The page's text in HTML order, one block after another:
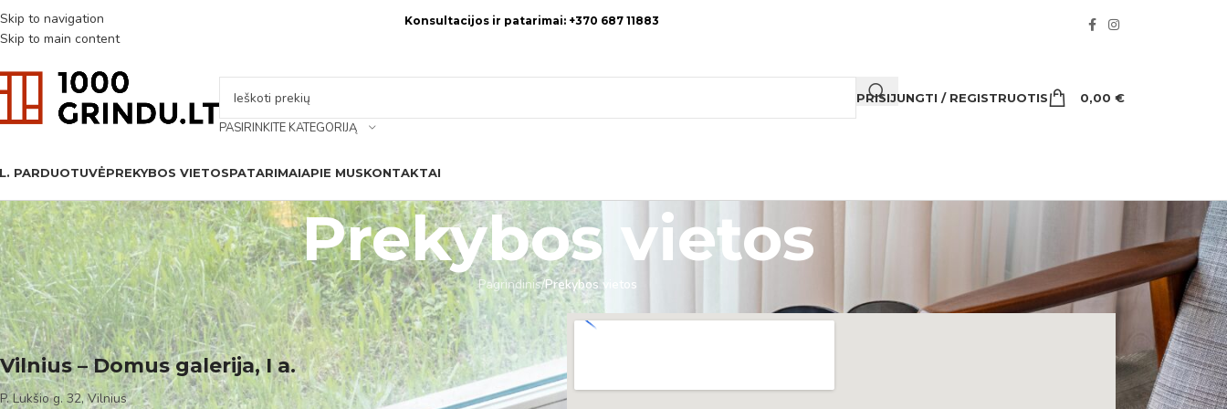
Skip to navigation
Skip to main content
Konsultacijos ir patarimai: +370 687 11883
PASIRINKITE KATEGORIJĄ
PRISIJUNGTI / REGISTRUOTIS 0,00 €
PARDUOTUVĖPREKYBOS VIETOSPATARIMAIAPIE MUSKONTAKTAI
Prekybos vietos
Pagrindinis/Prekybos vietos
Vilnius – Domus galerija, I a.
P. Lukšio g. 32, Vilnius